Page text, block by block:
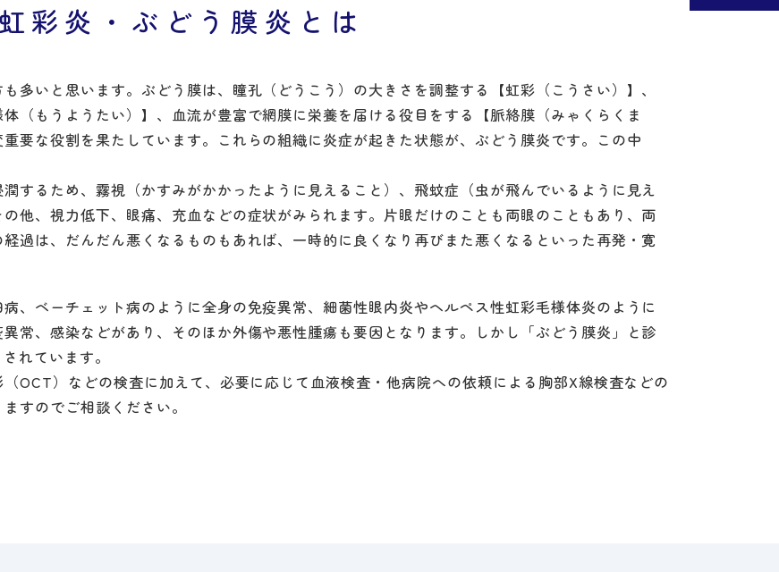
虹彩炎・ぶどう膜炎とは
多いと思います。ぶどう膜は、瞳孔（どうこう）の大きさを調整する【虹彩（こうさい）】、
（もうようたい）】、血流が豊富で網膜に栄養を届ける役目をする【脈絡膜（みゃくらくま
要な役割を果たしています。これらの組織に炎症が起きた状態が、ぶどう膜炎です。この中
するため、霧視（かすみがかかったように見えること）、飛蚊症（虫が飛んでいるように見え
他、視力低下、眼痛、充血などの症状がみられます。片眼だけのことも両眼のこともあり、両
過は、だんだん悪くなるものもあれば、一時的に良くなり再びまた悪くなるといった再発・寛
、ベーチェット病のように全身の免疫異常、細菌性眼内炎やヘルペス性虹彩毛様体炎のように
常、感染などがあり、そのほか外傷や悪性腫瘍も要因となります。しかし「ぶどう膜炎」と診
れています。
OCT）などの検査に加えて、必要に応じて血液検査・他病院への依頼による胸部X線検査などの
すのでご相談ください。